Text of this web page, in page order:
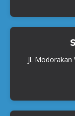
Jl. Modorakan